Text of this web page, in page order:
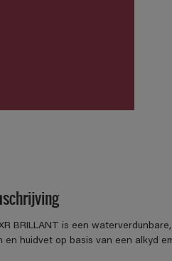
XR BRILLANT is een
en huidvet op basis van een alkyd